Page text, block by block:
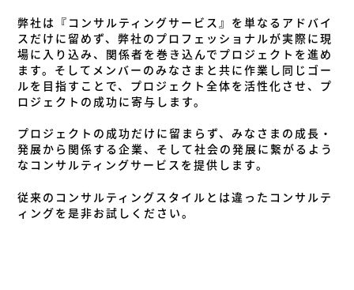
弊社は『コンサルティングサービス』を単なるアドバイ
スだけに留めず、弊社のプロフェッショナルが実際に現
場に入り込み、関係者を巻き込んでプロジェクトを進め
ます。そしてメンバーのみなさまと共に作業し同じゴー
ルを目指すことで、プロジェクト全体を活性化させ、プ
ロジェクトの成功に寄与します。
プロジェクトの成功だけに留まらず、みなさまの成長・
発展から関係する企業、そして社会の発展に繋がるよう
なコンサルティングサービスを提供します。
従来のコンサルティングスタイルとは違ったコンサルテ
ィングを是非お試しください。